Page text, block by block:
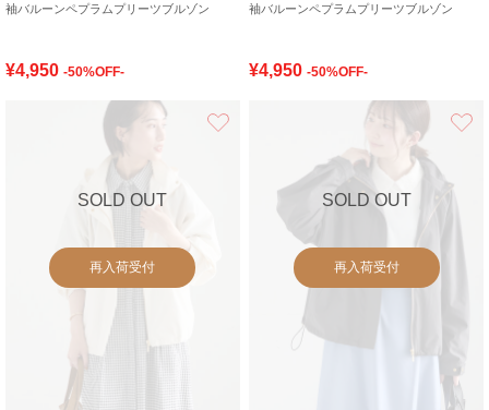
袖バルーンペプラムプリーツブルゾン
¥4,950 -50%OFF-
袖バルーンペプラムプリーツブルゾン
¥4,950 -50%OFF-
SOLD OUT
再入荷受付
SOLD OUT
再入荷受付